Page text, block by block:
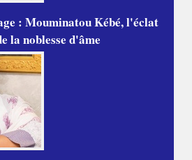
: Mouminatou Kébé, l'éclat
la noblesse d'âme